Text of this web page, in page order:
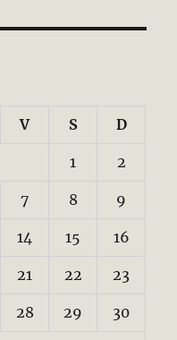
V S D
1 2
7 8 9
14 15 16
21 22 23
28 29 30